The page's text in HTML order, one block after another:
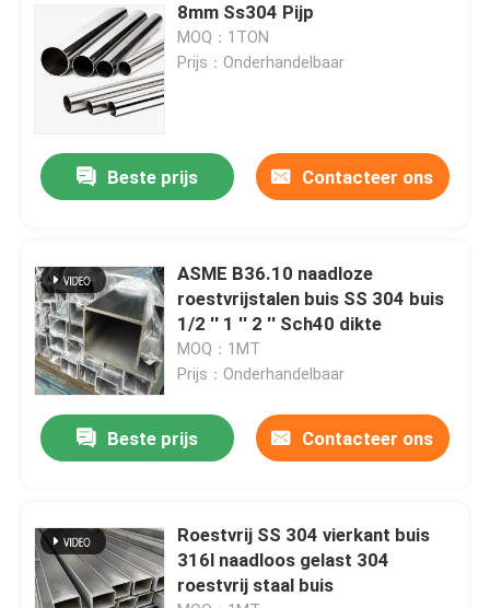
Producten
Videos
Ongeveer ons
Kwaliteitscontrole
Contacteer ons
Nieuws
ss naadloze buis
8mm Ss304 Pijp
MOQ：1TON
Prijs：Onderhandelbaar
Beste prijs Contacteer ons
ASME B36.10 naadloze
roestvrijstalen buis SS 304 buis
1/2 '' 1 '' 2 '' Sch40 dikte
MOQ：1MT
Prijs：Onderhandelbaar
Beste prijs Contacteer ons
Roestvrij SS 304 vierkant buis
316l naadloos gelast 304
roestvrij staal buis